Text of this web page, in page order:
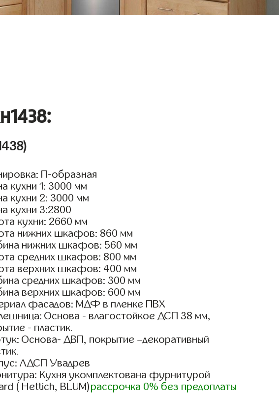
П-образная
кухни 1: 3000 мм
кухни 2: 3000 мм
кухни 3:2800
кухни: 2660 мм
нижних шкафов: 860 мм
нижних шкафов: 560 мм
средних шкафов: 800 мм
верхних шкафов: 400 мм
средних шкафов: 300 мм
верхних шкафов: 600 мм
фасадов: МДФ в пленке ПВХ
Основа - влагостойкое ДСП 38 мм,
- пластик.
Основа- ДВП, покрытие –декоративный
ЛДСП Увадрев
Кухня укомплектована фурнитурой
( Hettich, BLUM)рассрочка 0% без предоплаты